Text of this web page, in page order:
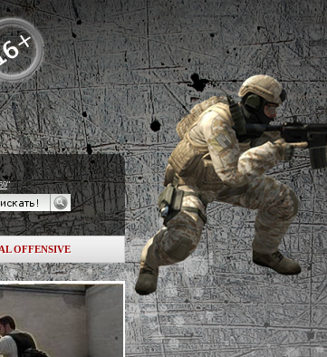
"
OFFENSIVE